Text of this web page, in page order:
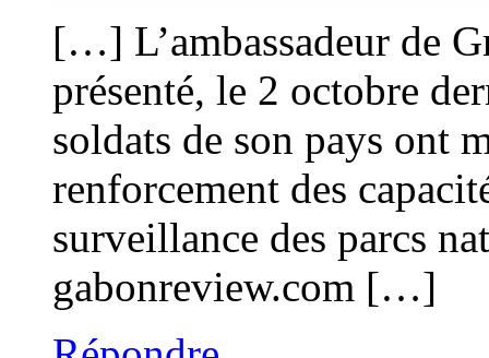
[…] L’ambassadeur de
présenté, le 2 octobre
soldats de son pays ont
renforcement des
surveillance des parcs
gabonreview.com […]